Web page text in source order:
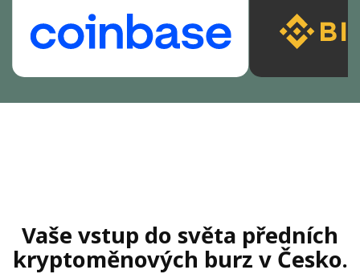
Vaše vstup do světa předních
kryptoměnových burz v Česko.